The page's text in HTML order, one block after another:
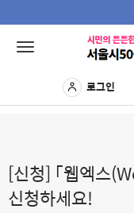
Toggle
로그인
[신청] 「웹엑스
신청하세요!